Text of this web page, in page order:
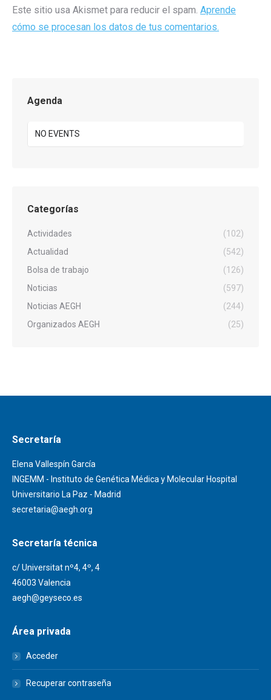
Este sitio usa Akismet para reducir el spam. Aprende
cómo se procesan los datos de tus comentarios.
Agenda
NO EVENTS
Categorías
Actividades
(102)
Actualidad
(542)
Bolsa de trabajo
(126)
Noticias
(597)
Noticias AEGH
(244)
Organizados AEGH
(25)
Secretaría
Elena Vallespín García
INGEMM - Instituto de Genética Médica y Molecular Hospital
Universitario La Paz - Madrid
secretaria@aegh.org
Secretaría técnica
c/ Universitat nº4, 4º, 4
46003 Valencia
aegh@geyseco.es
Área privada
Acceder
Recuperar contraseña